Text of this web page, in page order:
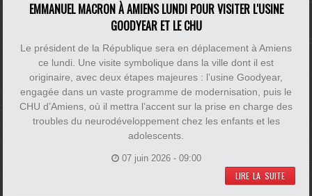
EMMANUEL MACRON À AMIENS LUNDI POUR VISITER L'USINE
GOODYEAR ET LE CHU
Le président de la République sera en déplacement à Amiens
ce lundi. Une visite symbolique dans la ville dont il est
originaire, avec deux étapes majeures : l’usine Goodyear,
engagée dans un vaste programme de modernisation, puis le
CHU d’Amiens, où il mettra l’accent sur la prise en charge des
troubles du neurodéveloppement chez les enfants et les
adolescents.
07 juin 2026 - 09:00
LIRE LA SUITE